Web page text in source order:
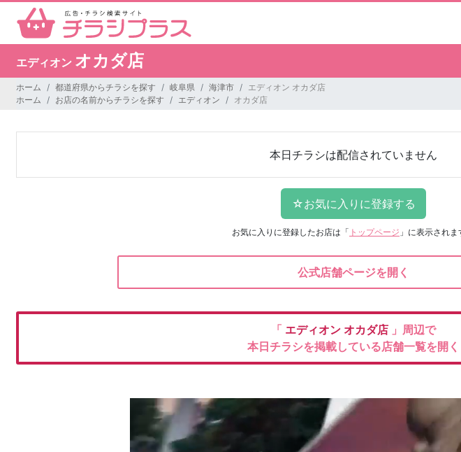
エディオン オカダ店
ホーム 都道府県からチラシを探す 岐阜県 海津市
エディオン オカダ店
ホーム
お店の名前からチラシを探す エディオン オカダ店
本日チラシは配信されていません
お気に入りに登録したお店は 「 トップページ 」に表示されま
公式店舗ページを開く
「 エディオン オカダ店 」周辺で
本日チラシを掲載している店舗一覧を開く